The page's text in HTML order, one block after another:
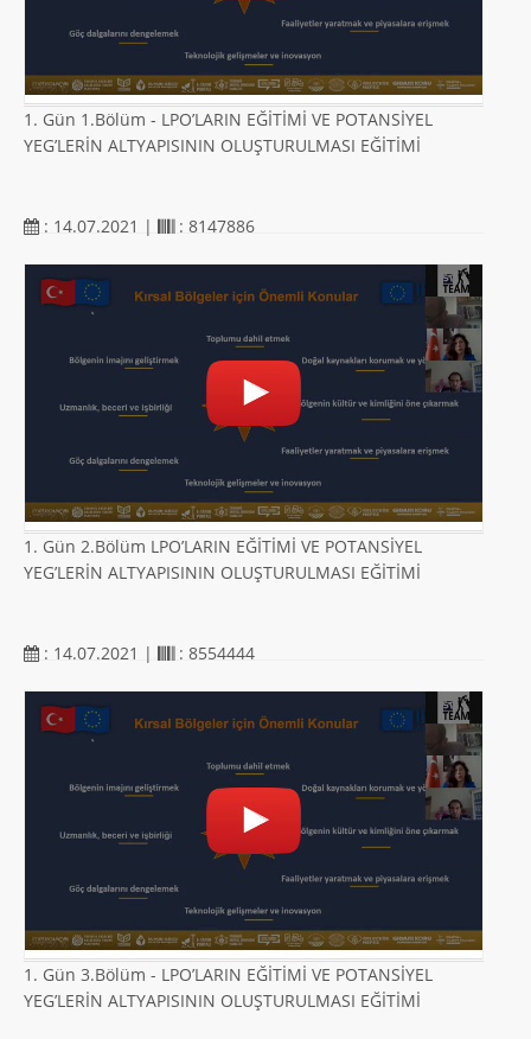
1. Gün 1.Bölüm - LPO’LARIN EĞİTİMİ VE POTANSİYEL
YEG’LERİN ALTYAPISININ OLUŞTURULMASI EĞİTİMİ
: 14.07.2021 | : 8147886
1. Gün 2.Bölüm LPO’LARIN EĞİTİMİ VE POTANSİYEL
YEG’LERİN ALTYAPISININ OLUŞTURULMASI EĞİTİMİ
: 14.07.2021 | : 8554444
1. Gün 3.Bölüm - LPO’LARIN EĞİTİMİ VE POTANSİYEL
YEG’LERİN ALTYAPISININ OLUŞTURULMASI EĞİTİMİ